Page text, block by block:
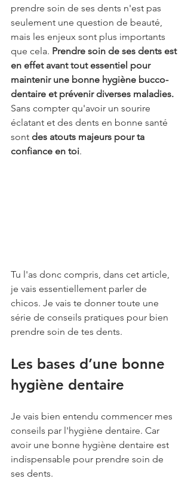
prendre soin de ses dents n'est pas
seulement une question de beauté,
mais les enjeux sont plus importants
que cela. Prendre soin de ses dents est
en effet avant tout essentiel pour
maintenir une bonne hygiène bucco-
dentaire et prévenir diverses maladies.
Sans compter qu'avoir un sourire
éclatant et des dents en bonne santé
sont des atouts majeurs pour ta
confiance en toi.
Tu l'as donc compris, dans cet article,
je vais essentiellement parler de
chicos. Je vais te donner toute une
série de conseils pratiques pour bien
prendre soin de tes dents.
Les bases d’une bonne
hygiène dentaire
Je vais bien entendu commencer mes
conseils par l'hygiène dentaire. Car
avoir une bonne hygiène dentaire est
indispensable pour prendre soin de
ses dents.